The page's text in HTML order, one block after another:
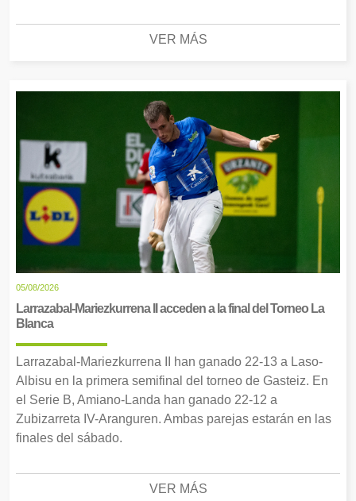
VER MÁS
05/08/2026
Larrazabal-Mariezkurrena II acceden a la final del Torneo La
Blanca
Larrazabal-Mariezkurrena II han ganado 22-13 a Laso-
Albisu en la primera semifinal del torneo de Gasteiz. En
el Serie B, Amiano-Landa han ganado 22-12 a
Zubizarreta IV-Aranguren. Ambas parejas estarán en las
finales del sábado.
VER MÁS